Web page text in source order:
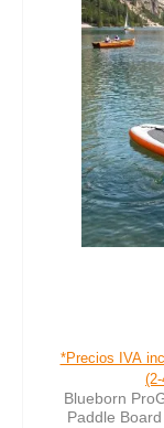
*Precios IVA
Blueborn
Paddle